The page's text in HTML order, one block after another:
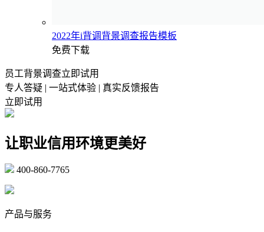
2022年i背调背景调查报告模板
免费下载
员工背景调查立即试用
专人答疑 | 一站式体验 | 真实反馈报告
立即试用
让职业信用环境更美好
400-860-7765
产品与服务